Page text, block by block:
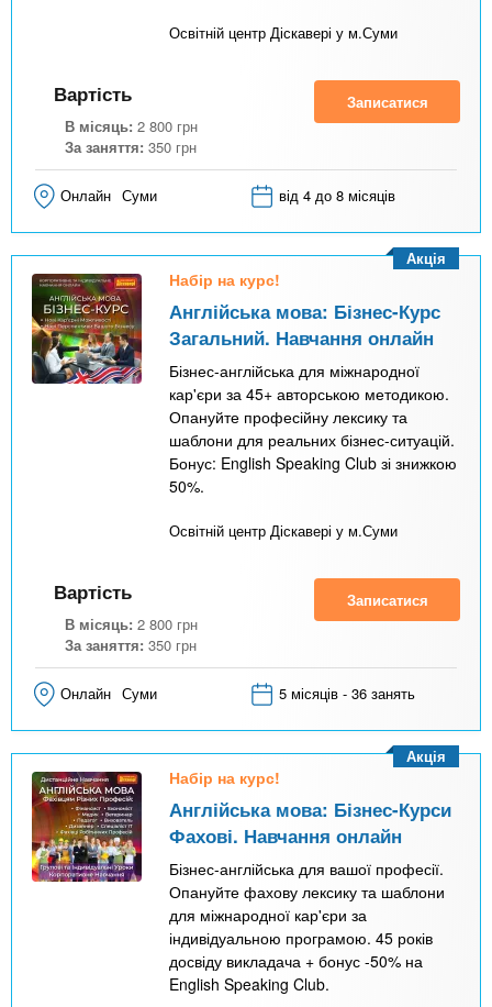
а
)
Освітній центр Діскавері у м.Суми
Вартість
В місяць: 2 800 грн
За заняття: 350 грн
Записатися
Онлайн Суми від 4 до 8 місяців
Набір на курс!
Англійська мова: Бізнес-Курс
Загальний. Навчання онлайн
Бізнес-англійська для міжнародної
кар'єри за 45+ авторською методикою.
Опануйте професійну лексику та
шаблони для реальних бізнес-ситуацій.
Бонус: English Speaking Club зі знижкою
50%.
Освітній центр Діскавері у м.Суми
Акція
Вартість
В місяць: 2 800 грн
За заняття: 350 грн
Записатися
Онлайн Суми 5 місяців - 36 занять
Набір на курс!
Англійська мова: Бізнес-Курси
Фахові. Навчання онлайн
Бізнес-англійська для вашої професії.
Опануйте фахову лексику та шаблони
для міжнародної кар'єри за
індивідуальною програмою. 45 років
досвіду викладача + бонус -50% на
English Speaking Club.
Акція